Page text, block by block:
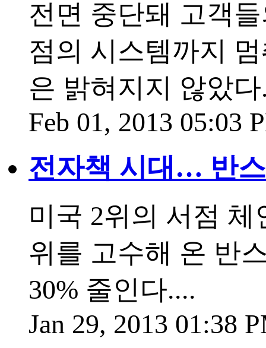
전면 중단돼 고객
점의 시스템까지
은 밝혀지지 않았
Feb 01, 2013 05:03
전자책 시대… 반
미국 2위의 서점 체
위를 고수해 온 반
30% 줄인다....
Jan 29, 2013 01:38